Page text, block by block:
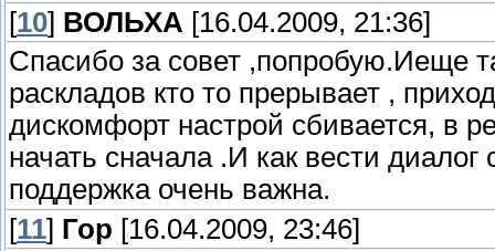
[10] ВОЛЬХА [16.04.2009, 21:36]
Спасибо за совет ,попробую.Иеще
раскладов кто то прерывает ,
дискомфорт настрой сбивается, в
начать сначала .И как вести
поддержка очень важна.
[11] Гор [16.04.2009, 23:46]